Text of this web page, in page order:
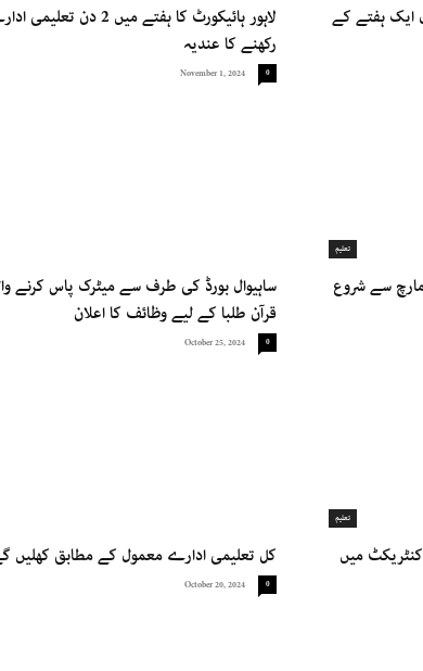
ایک ہفتے کے
لاہور ہائیکورٹ کا ہفتے میں 2 دن
رکھنے کا عندیہ
November 1, 2024 0
تعلیم
میں میٹرک کا پہلا سالانہ امتحان 3 مارچ سے شروع
ساہیوال بورڈ کی طرف سے میٹرک پاس کرنے
قرآن طلبا کے لیے وظائف کا اعلان
October 25, 2024 0
تعلیم
میں
کل تعلیمی ادارے معمول کے مطابق کھلیں
October 20, 2024 0